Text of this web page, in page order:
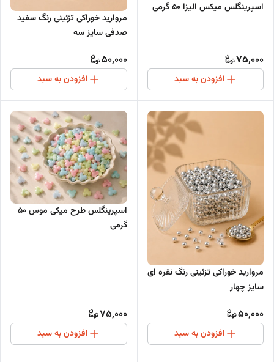
اسپرینگلس میکس الیزا 50 گرمی
75,000
افزودن به سبد
مروارید خوراکی تزئینی رنگ سفید
صدفی سایز سه
50,000
افزودن به سبد
مروارید خوراکی تزئینی رنگ نقره ای
سایز چهار
50,000
افزودن به سبد
اسپرینگلس طرح میکی موس 50
گرمی
75,000
افزودن به سبد